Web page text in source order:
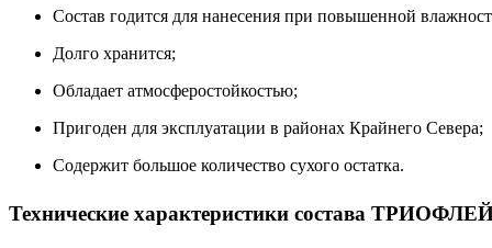
Состав годится для нанесения при повышенной
Долго хранится;
Обладает атмосферостойкостью;
Пригоден для эксплуатации в районах Крайнего Севера;
Содержит большое количество сухого остатка.
Технические характеристики состава